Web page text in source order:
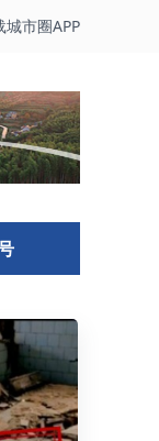
城市圈APP